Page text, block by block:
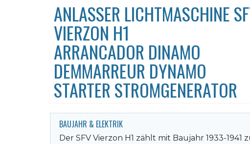
ANLASSER LICHTMASCHINE
VIERZON H1
ARRANCADOR DINAMO
DEMMARREUR DYNAMO
STARTER STROMGENERATOR
BAUJAHR & ELEKTRIK
Der SFV Vierzon H1 zählt mit Baujahr 1933-